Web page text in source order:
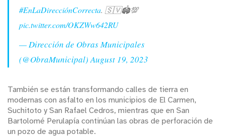
#EnLaDirecciónCorrecta. 🇸🇻🏟️💯
pic.twitter.com/OKZWw642RU
— Dirección de Obras Municipales
(@ObraMunicipal)August 19, 2023
También se están transformando calles de tierra en
modernas con asfalto en los municipios de El Carmen,
Suchitoto y San Rafael Cedros, mientras que en San
Bartolomé Perulapía continúan las obras de perforación de
un pozo de agua potable.